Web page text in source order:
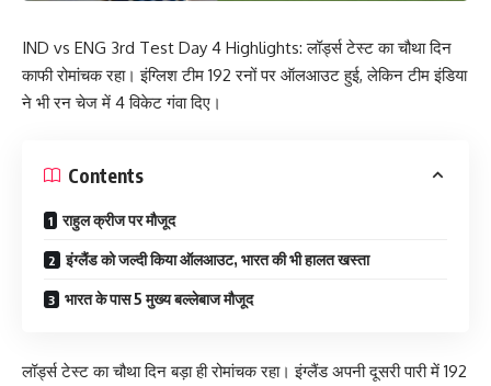
IND vs ENG 3rd Test Day 4 Highlights: लॉर्ड्स टेस्ट का चौथा दिन
काफी रोमांचक रहा। इंग्लिश टीम 192 रनों पर ऑलआउट हुई, लेकिन टीम इंडिया
ने भी रन चेज में 4 विकेट गंवा दिए।
Contents
राहुल क्रीज पर मौजूद
इंग्लैंड को जल्दी किया ऑलआउट, भारत की भी हालत खस्ता
भारत के पास 5 मुख्य बल्लेबाज मौजूद
लॉर्ड्स टेस्ट का चौथा दिन बड़ा ही रोमांचक रहा। इंग्लैंड अपनी दूसरी पारी में 192